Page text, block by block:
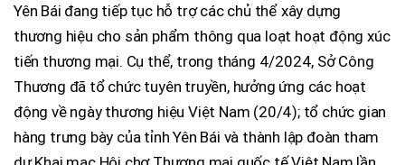
Yên Bái đang tiếp tục hỗ trợ các chủ thể xây dựng
thương hiệu cho sản phẩm thông qua loạt hoạt động xúc
tiến thương mại. Cụ thể, trong tháng 4/2024, Sở Công
Thương đã tổ chức tuyên truyền, hưởng ứng các hoạt
động về ngày thương hiệu Việt Nam (20/4); tổ chức gian
hàng trưng bày của tỉnh Yên Bái và thành lập đoàn tham